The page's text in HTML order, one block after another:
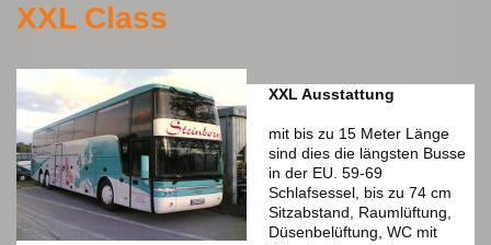
XXL Class
XXL Ausstattung
mit bis zu 15 Meter Länge
sind dies die längsten Busse
in der EU. 59-69
Schlafsessel, bis zu 74 cm
Sitzabstand, Raumlüftung,
Düsenbelüftung, WC mit